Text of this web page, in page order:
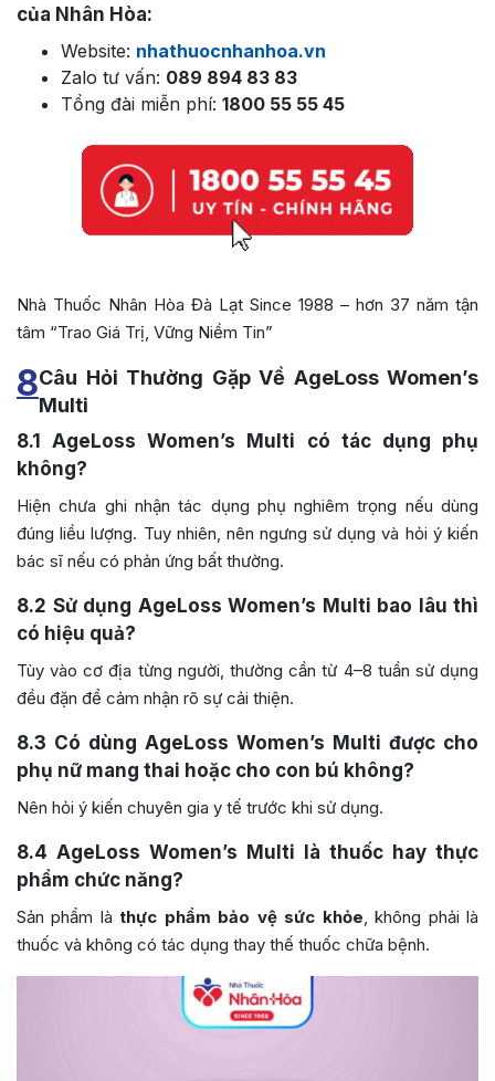
của Nhân Hòa:
Website: nhathuocnhanhoa.vn
Zalo tư vấn: 089 894 83 83
Tổng đài miễn phí: 1800 55 55 45
Nhà Thuốc Nhân Hòa Đà Lạt Since 1988 – hơn 37 năm tận
tâm “Trao Giá Trị, Vững Niềm Tin”
8Câu Hỏi Thường Gặp Về AgeLoss Women’s
Multi
8.1
AgeLoss Women’s Multi có tác dụng phụ
không?
Hiện chưa ghi nhận tác dụng phụ nghiêm trọng nếu dùng
đúng liều lượng. Tuy nhiên, nên ngưng sử dụng và hỏi ý kiến
bác sĩ nếu có phản ứng bất thường.
8.2 Sử dụng AgeLoss Women’s Multi bao lâu thì
có hiệu quả?
Tùy vào cơ địa từng người, thường cần từ 4–8 tuần sử dụng
đều đặn để cảm nhận rõ sự cải thiện.
8.3 Có dùng AgeLoss Women’s Multi được cho
phụ nữ mang thai hoặc cho con bú không?
Nên hỏi ý kiến chuyên gia y tế trước khi sử dụng.
8.4 AgeLoss Women’s Multi là thuốc hay thực
phẩm chức năng?
Sản phẩm làthực phẩm bảo vệ sức khỏe, không phải là
thuốc và không có tác dụng thay thế thuốc chữa bệnh.